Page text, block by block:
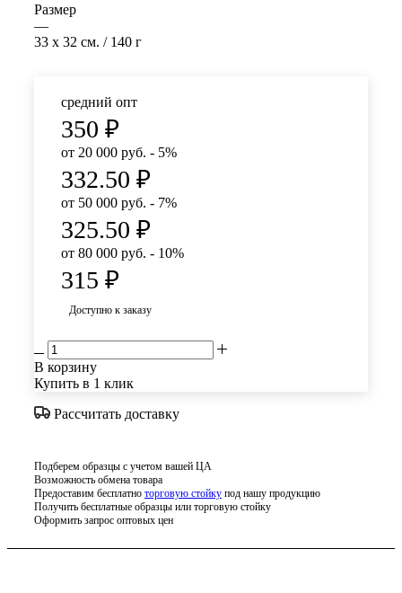
Размер
—
33 x 32 см. / 140 г
средний опт
350 ₽
от 20 000 руб. - 5%
332.50 ₽
от 50 000 руб. - 7%
325.50 ₽
от 80 000 руб. - 10%
315 ₽
Доступно к заказу
В корзину
Купить в 1 клик
Рассчитать доставку
Подберем образцы с учетом вашей ЦА
Возможность обмена товара
Предоставим бесплатно торговую стойку под нашу продукцию
Получить бесплатные образцы или торговую стойку
Оформить запрос оптовых цен